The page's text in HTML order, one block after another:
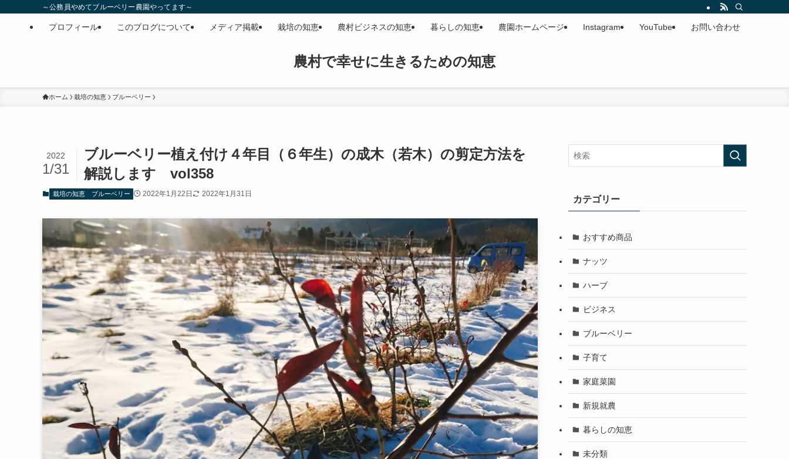
～公務員やめてブルーベリー農園やってます～
農村で幸せに生きるための知恵
プロフィール このブログについて メディア掲載 栽培の知恵 農村ビジネスの知恵 暮らしの知恵 農園ホームページ Instagram YouTube お問い合わせ
ホーム 栽培の知恵 ブルーベリー
ブルーベリー植え付け４年目（６年生）の成木（若木）の剪定方法を
解説します vol358
2022
1/31
栽培の知恵 ブルーベリー 2022年1月22日 2022年1月31日
カテゴリー
おすすめ商品
ナッツ
ハーブ
ビジネス
ブルーベリー
子育て
家庭菜園
新規就農
暮らしの知恵
未分類